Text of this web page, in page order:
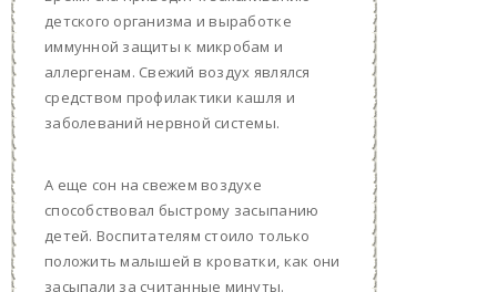
детского организма и выработке
иммунной защиты к микробам и
аллергенам. Свежий воздух являлся
средством профилактики кашля и
заболеваний нервной системы.
А еще сон на свежем воздухе
способствовал быстрому засыпанию
детей. Воспитателям стоило только
положить малышей в кроватки, как они
засыпали за считанные минуты.